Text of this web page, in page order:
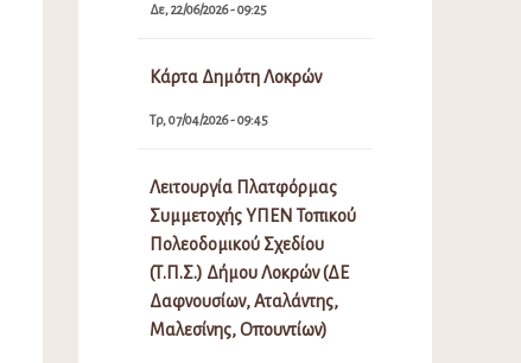
Δε, 22/06/2026 - 09:25
Κάρτα Δημότη Λοκρών
Τρ, 07/04/2026 - 09:45
Λειτουργία Πλατφόρμας
Συμμετοχής ΥΠΕΝ Τοπικού
Πολεοδομικού Σχεδίου
(Τ.Π.Σ.) Δήμου Λοκρών (ΔΕ
Δαφνουσίων, Αταλάντης,
Μαλεσίνης, Οπουντίων)